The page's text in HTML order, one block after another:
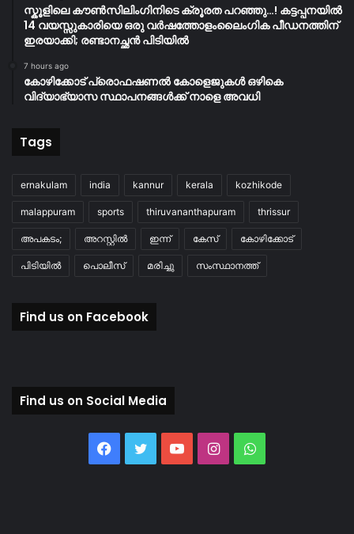
സ്കൂളിലെ കൗൺസിലിംഗിനിടെ ക്രൂരത പറഞ്ഞു…! കട്ടപ്പനയിൽ
14 വയസ്സുകാരിയെ ഒരു വർഷത്തോളംലൈംഗിക പീഡനത്തിന്
ഇരയാക്കി; രണ്ടാനച്ഛൻ പിടിയിൽ
7 hours ago
കോഴിക്കോട് പ്രൊഫഷണൽ കോളെജുകൾ ഒഴികെ
വിദ്യാഭ്യാസ സ്ഥാപനങ്ങൾക്ക് നാളെ അവധി
Tags
ernakulam india kannur kerala kozhikode
malappuram sports thiruvananthapuram thrissur
അപകടം; അറസ്റ്റിൽ ഇന്ന് കേസ് കോഴിക്കോട്
പിടിയിൽ പൊലീസ് മരിച്ചു സംസ്ഥാനത്ത്
Find us on Facebook
Find us on Social Media
Facebook
Twitter YouTubeInstagramWhatsApp